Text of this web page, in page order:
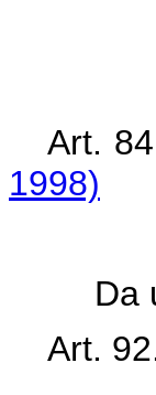
Art.
1998)
Da
Art.